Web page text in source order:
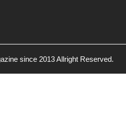
since 2013 Allright Reserved.